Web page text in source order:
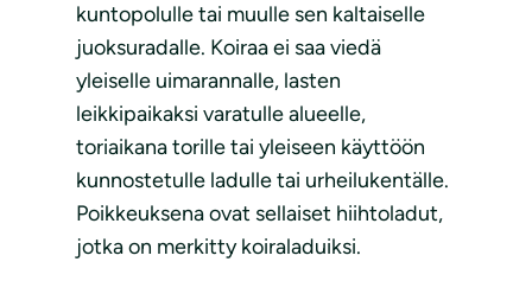
kuntopolulle tai muulle sen kaltaiselle
juoksuradalle. Koiraa ei saa viedä
yleiselle uimarannalle, lasten
leikkipaikaksi varatulle alueelle,
toriaikana torille tai yleiseen käyttöön
kunnostetulle ladulle tai urheilukentälle.
Poikkeuksena ovat sellaiset hiihtoladut,
jotka on merkitty koiraladuiksi.